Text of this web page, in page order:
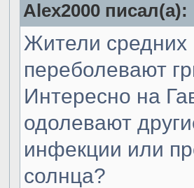
Alex2000 писал(а):
Жители
переболевают
Интересно на
одолевают
инфекции или
солнца?